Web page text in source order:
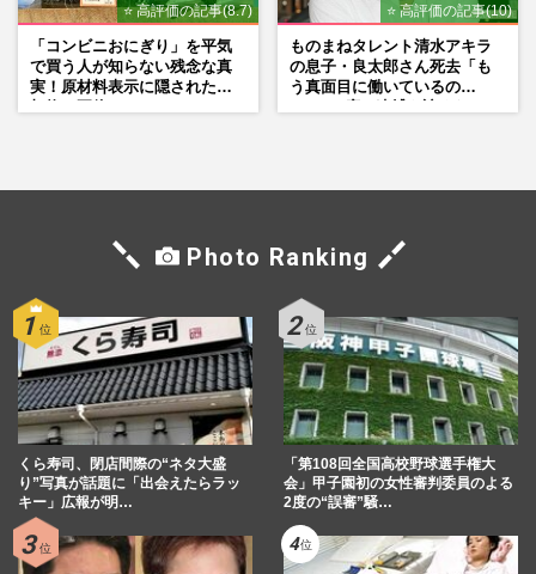
⭐ 高評価の記事(8.7)
「コンビニおにぎり」を平気
で買う人が知らない残念な真
実！原材料表示に隠された添
⭐ 高評価の記事(10)
ものまねタレント清水アキラ
の息子・良太郎さん死去「も
う真面目に働いているの
Photo Ranking
くら寿司、閉店間際の“ネタ大盛
り”写真が話題に「出会えたらラッ
キー」広報が明…
「第108回全国高校野球選手権大
会」甲子園初の女性審判委員のよる
2度の“誤審”騒…